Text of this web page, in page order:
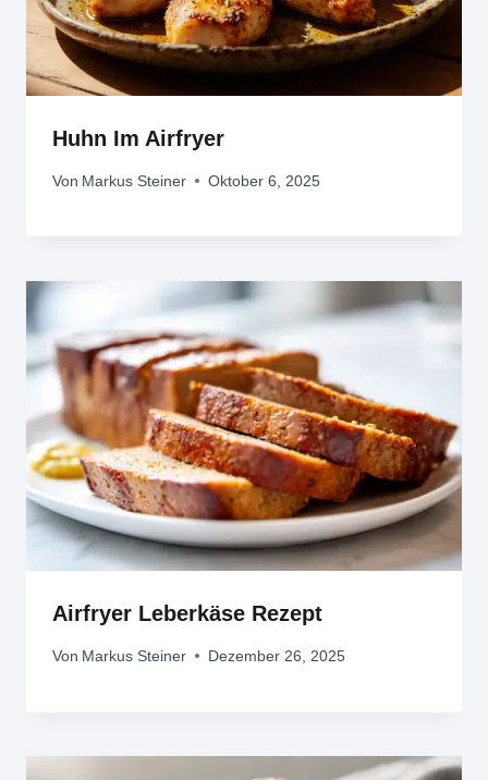
Huhn Im Airfryer
Von Markus Steiner Oktober 6, 2025
Airfryer Leberkäse Rezept
Von Markus Steiner Dezember 26, 2025